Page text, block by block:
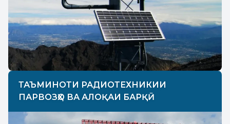
ТАЪМИНОТИ РАДИОТЕХНИКИИ
ПАРВОЗҲО ВА АЛОҚАИ БАРҚӢ